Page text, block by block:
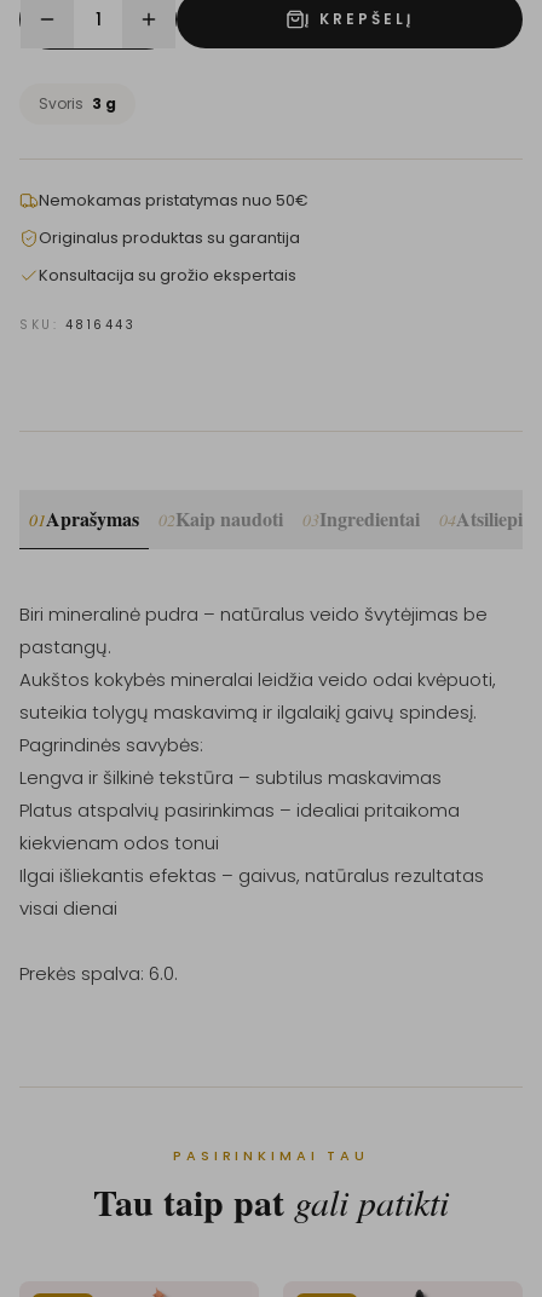
1 Į KREPŠELĮ
Svoris 3 g
Nemokamas pristatymas nuo 50€
Originalus produktas su garantija
Konsultacija su grožio ekspertais
SKU: 4816443
01Aprašymas 02Kaip naudoti 03Ingredientai 04
Biri mineralinė pudra – natūralus veido švytėjimas be
pastangų.
Aukštos kokybės mineralai leidžia veido odai kvėpuoti,
suteikia tolygų maskavimą ir ilgalaikį gaivų spindesį.
Pagrindinės savybės:
Lengva ir šilkinė tekstūra – subtilus maskavimas
Platus atspalvių pasirinkimas – idealiai pritaikoma
kiekvienam odos tonui
Ilgai išliekantis efektas – gaivus, natūralus rezultatas
visai dienai
Prekės spalva: 6.0.
PASIRINKIMAI TAU
Tau taip pat gali patikti